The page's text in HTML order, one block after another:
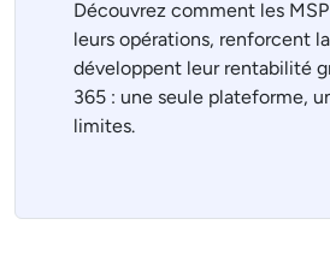
Découvrez comment les
leurs opérations, renforcent
développent leur rentabilité
365 : une seule plateforme,
limites.